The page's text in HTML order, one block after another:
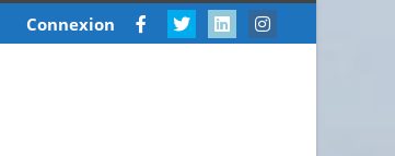
Connexion